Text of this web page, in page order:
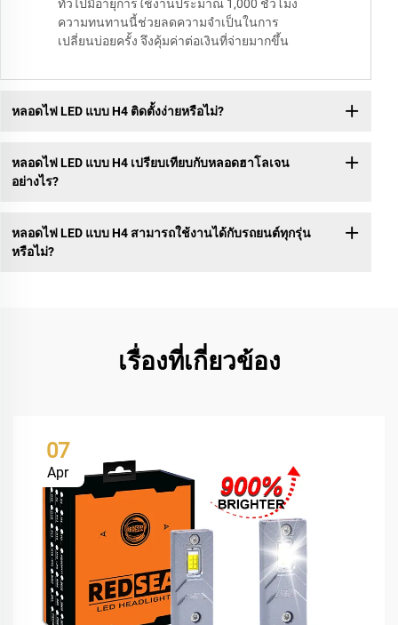
ทั่วไปมีอายุการใช้งานประมาณ 1,000 ชั่วโมง
ความทนทานนี้ช่วยลดความจำเป็นในการ
เปลี่ยนบ่อยครั้ง จึงคุ้มค่าต่อเงินที่จ่ายมากขึ้น
หลอดไฟ LED แบบ H4 ติดตั้งง่ายหรือไม่?
หลอดไฟ LED แบบ H4 เปรียบเทียบกับหลอดฮาโลเจน
อย่างไร?
หลอดไฟ LED แบบ H4 สามารถใช้งานได้กับรถยนต์ทุกรุ่น
หรือไม่?
เรื่องที่เกี่ยวข้อง
07
Apr